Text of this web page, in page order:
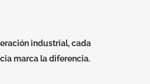
industrial, cada
marca la diferencia.